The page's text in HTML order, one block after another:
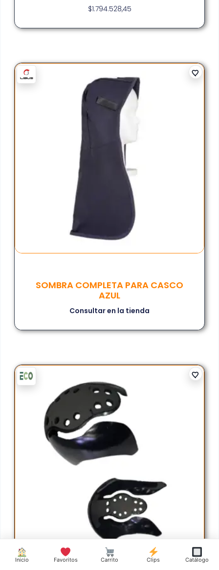
$1.794.528,45
SOMBRA COMPLETA PARA CASCO
AZUL
Consultar en la tienda
Inicio Favoritos Carrito Clips Catálogo